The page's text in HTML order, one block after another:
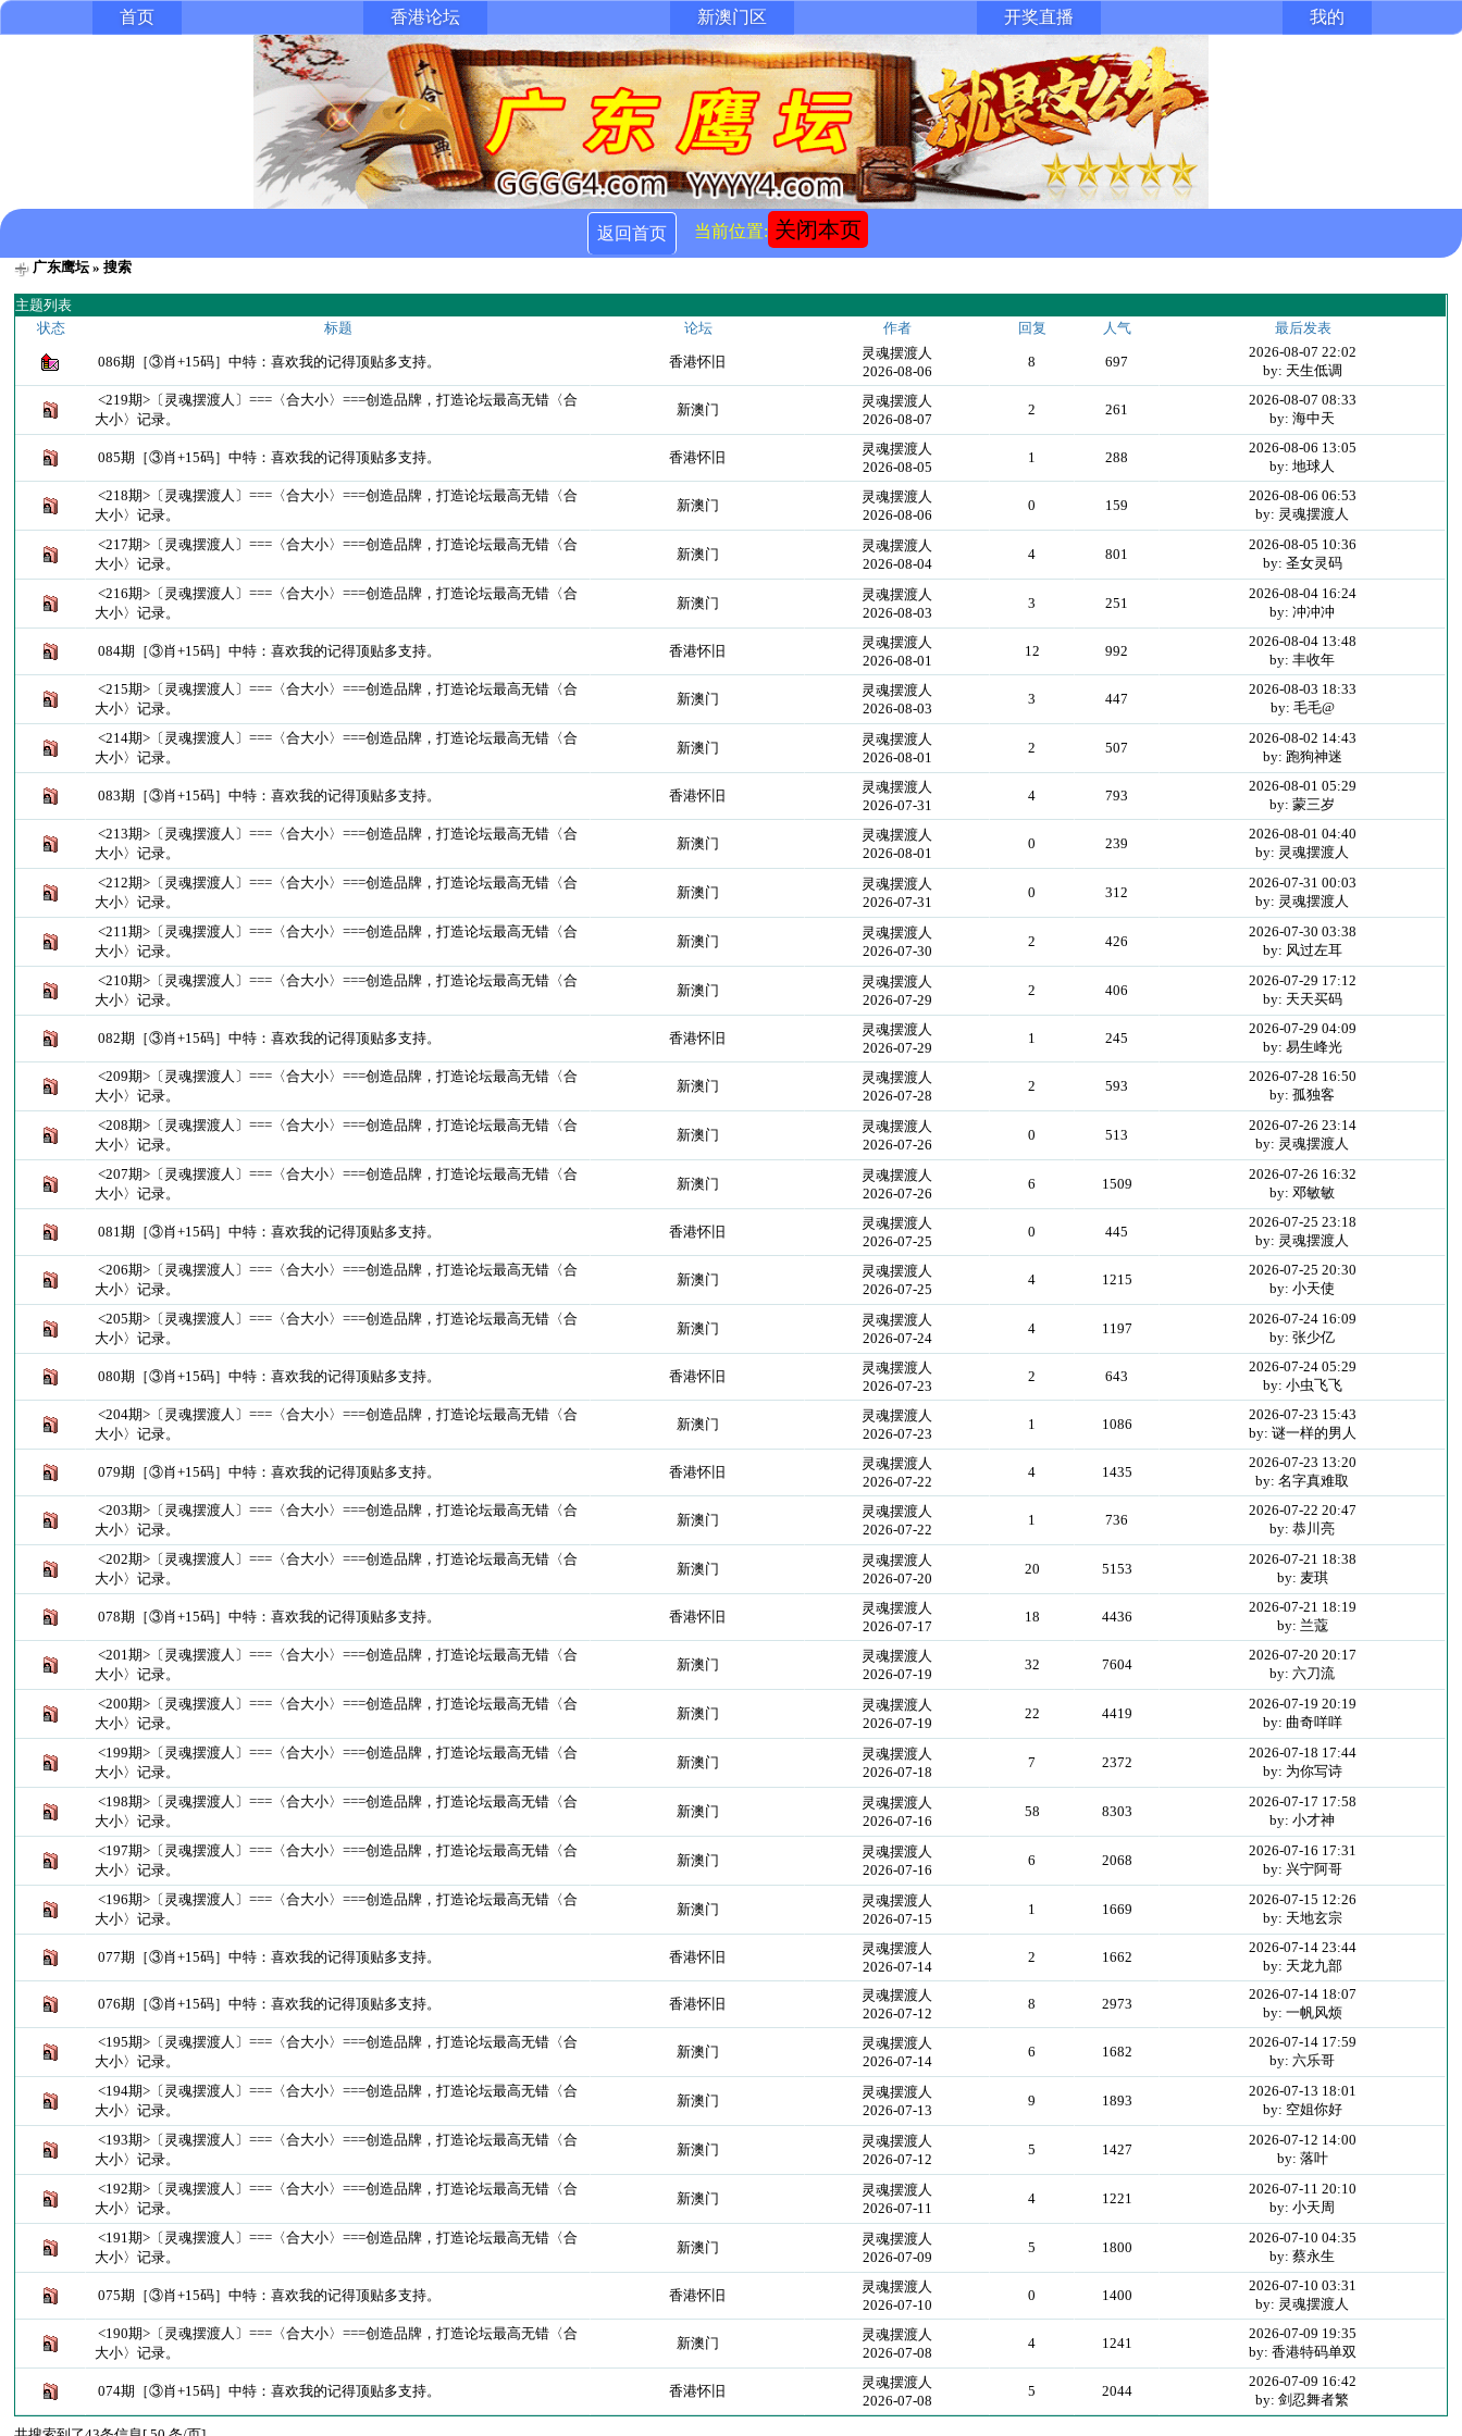
首页 香港论坛 新澳门区 开奖直播 我的
返回首页 当前位置: 关闭本页
广东鹰坛» 搜索
主题列表
状态
标题 论坛 作者 回复 人气 最后发表
086期［③肖+15码］中特：喜欢我的记得顶贴多支持。 香港怀旧
灵魂摆渡人
2026-08-06
8 697
2026-08-07 22:02
by: 天生低调
<219期>〔灵魂摆渡人〕===〈合大小〉===创造品牌，打造论坛最高无错〈合
大小〉记录。
新澳门
灵魂摆渡人
2026-08-07
2 261
2026-08-07 08:33
by: 海中天
085期［③肖+15码］中特：喜欢我的记得顶贴多支持。 香港怀旧
灵魂摆渡人
2026-08-05
1 288
2026-08-06 13:05
by: 地球人
<218期>〔灵魂摆渡人〕===〈合大小〉===创造品牌，打造论坛最高无错〈合
大小〉记录。
新澳门
灵魂摆渡人
2026-08-06
0 159
2026-08-06 06:53
by: 灵魂摆渡人
<217期>〔灵魂摆渡人〕===〈合大小〉===创造品牌，打造论坛最高无错〈合
大小〉记录。
新澳门
灵魂摆渡人
2026-08-04
4 801
2026-08-05 10:36
by: 圣女灵码
<216期>〔灵魂摆渡人〕===〈合大小〉===创造品牌，打造论坛最高无错〈合
大小〉记录。
新澳门
灵魂摆渡人
2026-08-03
3 251
2026-08-04 16:24
by: 冲冲冲
084期［③肖+15码］中特：喜欢我的记得顶贴多支持。 香港怀旧
灵魂摆渡人
2026-08-01
12 992
2026-08-04 13:48
by: 丰收年
<215期>〔灵魂摆渡人〕===〈合大小〉===创造品牌，打造论坛最高无错〈合
大小〉记录。
新澳门
灵魂摆渡人
2026-08-03
3 447
2026-08-03 18:33
by: 毛毛@
<214期>〔灵魂摆渡人〕===〈合大小〉===创造品牌，打造论坛最高无错〈合
大小〉记录。
新澳门
灵魂摆渡人
2026-08-01
2 507
2026-08-02 14:43
by: 跑狗神迷
083期［③肖+15码］中特：喜欢我的记得顶贴多支持。 香港怀旧
灵魂摆渡人
2026-07-31
4 793
2026-08-01 05:29
by: 蒙三岁
<213期>〔灵魂摆渡人〕===〈合大小〉===创造品牌，打造论坛最高无错〈合
大小〉记录。
新澳门
灵魂摆渡人
2026-08-01
0 239
2026-08-01 04:40
by: 灵魂摆渡人
<212期>〔灵魂摆渡人〕===〈合大小〉===创造品牌，打造论坛最高无错〈合
大小〉记录。
新澳门
灵魂摆渡人
2026-07-31
0 312
2026-07-31 00:03
by: 灵魂摆渡人
<211期>〔灵魂摆渡人〕===〈合大小〉===创造品牌，打造论坛最高无错〈合
大小〉记录。
新澳门
灵魂摆渡人
2026-07-30
2 426
2026-07-30 03:38
by: 风过左耳
<210期>〔灵魂摆渡人〕===〈合大小〉===创造品牌，打造论坛最高无错〈合
大小〉记录。
新澳门
灵魂摆渡人
2026-07-29
2 406
2026-07-29 17:12
by: 天天买码
082期［③肖+15码］中特：喜欢我的记得顶贴多支持。 香港怀旧
灵魂摆渡人
2026-07-29
1 245
2026-07-29 04:09
by: 易生峰光
<209期>〔灵魂摆渡人〕===〈合大小〉===创造品牌，打造论坛最高无错〈合
大小〉记录。
新澳门
灵魂摆渡人
2026-07-28
2 593
2026-07-28 16:50
by: 孤独客
<208期>〔灵魂摆渡人〕===〈合大小〉===创造品牌，打造论坛最高无错〈合
大小〉记录。
新澳门
灵魂摆渡人
2026-07-26
0 513
2026-07-26 23:14
by: 灵魂摆渡人
<207期>〔灵魂摆渡人〕===〈合大小〉===创造品牌，打造论坛最高无错〈合
大小〉记录。
新澳门
灵魂摆渡人
2026-07-26
6 1509
2026-07-26 16:32
by: 邓敏敏
081期［③肖+15码］中特：喜欢我的记得顶贴多支持。 香港怀旧
灵魂摆渡人
2026-07-25
0 445
2026-07-25 23:18
by: 灵魂摆渡人
<206期>〔灵魂摆渡人〕===〈合大小〉===创造品牌，打造论坛最高无错〈合
大小〉记录。
新澳门
灵魂摆渡人
2026-07-25
4 1215
2026-07-25 20:30
by: 小天使
<205期>〔灵魂摆渡人〕===〈合大小〉===创造品牌，打造论坛最高无错〈合
大小〉记录。
新澳门
灵魂摆渡人
2026-07-24
4 1197
2026-07-24 16:09
by: 张少亿
080期［③肖+15码］中特：喜欢我的记得顶贴多支持。 香港怀旧
灵魂摆渡人
2026-07-23
2 643
2026-07-24 05:29
by: 小虫飞飞
<204期>〔灵魂摆渡人〕===〈合大小〉===创造品牌，打造论坛最高无错〈合
大小〉记录。
新澳门
灵魂摆渡人
2026-07-23
1 1086
2026-07-23 15:43
by: 谜一样的男人
079期［③肖+15码］中特：喜欢我的记得顶贴多支持。 香港怀旧
灵魂摆渡人
2026-07-22
4 1435
2026-07-23 13:20
by: 名字真难取
<203期>〔灵魂摆渡人〕===〈合大小〉===创造品牌，打造论坛最高无错〈合
大小〉记录。
新澳门
灵魂摆渡人
2026-07-22
1 736
2026-07-22 20:47
by: 恭川亮
<202期>〔灵魂摆渡人〕===〈合大小〉===创造品牌，打造论坛最高无错〈合
大小〉记录。
新澳门
灵魂摆渡人
2026-07-20
20 5153
2026-07-21 18:38
by: 麦琪
078期［③肖+15码］中特：喜欢我的记得顶贴多支持。 香港怀旧
灵魂摆渡人
2026-07-17
18 4436
2026-07-21 18:19
by: 兰蔻
<201期>〔灵魂摆渡人〕===〈合大小〉===创造品牌，打造论坛最高无错〈合
大小〉记录。
新澳门
灵魂摆渡人
2026-07-19
32 7604
2026-07-20 20:17
by: 六刀流
<200期>〔灵魂摆渡人〕===〈合大小〉===创造品牌，打造论坛最高无错〈合
大小〉记录。
新澳门
灵魂摆渡人
2026-07-19
22 4419
2026-07-19 20:19
by: 曲奇咩咩
<199期>〔灵魂摆渡人〕===〈合大小〉===创造品牌，打造论坛最高无错〈合
大小〉记录。
新澳门
灵魂摆渡人
2026-07-18
7 2372
2026-07-18 17:44
by: 为你写诗
<198期>〔灵魂摆渡人〕===〈合大小〉===创造品牌，打造论坛最高无错〈合
大小〉记录。
新澳门
灵魂摆渡人
2026-07-16
58 8303
2026-07-17 17:58
by: 小才神
<197期>〔灵魂摆渡人〕===〈合大小〉===创造品牌，打造论坛最高无错〈合
大小〉记录。
新澳门
灵魂摆渡人
2026-07-16
6 2068
2026-07-16 17:31
by: 兴宁阿哥
<196期>〔灵魂摆渡人〕===〈合大小〉===创造品牌，打造论坛最高无错〈合
大小〉记录。
新澳门
灵魂摆渡人
2026-07-15
1 1669
2026-07-15 12:26
by: 天地玄宗
077期［③肖+15码］中特：喜欢我的记得顶贴多支持。 香港怀旧
灵魂摆渡人
2026-07-14
2 1662
2026-07-14 23:44
by: 天龙九部
076期［③肖+15码］中特：喜欢我的记得顶贴多支持。 香港怀旧
灵魂摆渡人
2026-07-12
8 2973
2026-07-14 18:07
by: 一帆风烦
<195期>〔灵魂摆渡人〕===〈合大小〉===创造品牌，打造论坛最高无错〈合
大小〉记录。
新澳门
灵魂摆渡人
2026-07-14
6 1682
2026-07-14 17:59
by: 六乐哥
<194期>〔灵魂摆渡人〕===〈合大小〉===创造品牌，打造论坛最高无错〈合
大小〉记录。
新澳门
灵魂摆渡人
2026-07-13
9 1893
2026-07-13 18:01
by: 空姐你好
<193期>〔灵魂摆渡人〕===〈合大小〉===创造品牌，打造论坛最高无错〈合
大小〉记录。
新澳门
灵魂摆渡人
2026-07-12
5 1427
2026-07-12 14:00
by: 落叶
<192期>〔灵魂摆渡人〕===〈合大小〉===创造品牌，打造论坛最高无错〈合
大小〉记录。
新澳门
灵魂摆渡人
2026-07-11
4 1221
2026-07-11 20:10
by: 小天周
<191期>〔灵魂摆渡人〕===〈合大小〉===创造品牌，打造论坛最高无错〈合
大小〉记录。
新澳门
灵魂摆渡人
2026-07-09
5 1800
2026-07-10 04:35
by: 蔡永生
075期［③肖+15码］中特：喜欢我的记得顶贴多支持。 香港怀旧
灵魂摆渡人
2026-07-10
0 1400
2026-07-10 03:31
by: 灵魂摆渡人
<190期>〔灵魂摆渡人〕===〈合大小〉===创造品牌，打造论坛最高无错〈合
大小〉记录。
新澳门
灵魂摆渡人
2026-07-08
4 1241
2026-07-09 19:35
by: 香港特码单双
074期［③肖+15码］中特：喜欢我的记得顶贴多支持。 香港怀旧
灵魂摆渡人
2026-07-08
5 2044
2026-07-09 16:42
by: 剑忍舞者繁